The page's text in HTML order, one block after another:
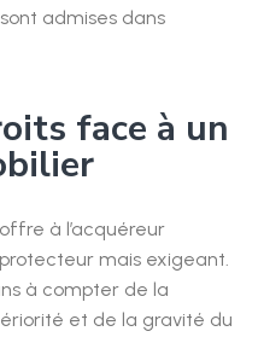
admises dans
face à un
à l’acquéreur
mais exigeant.
à compter de la
et de la gravité du